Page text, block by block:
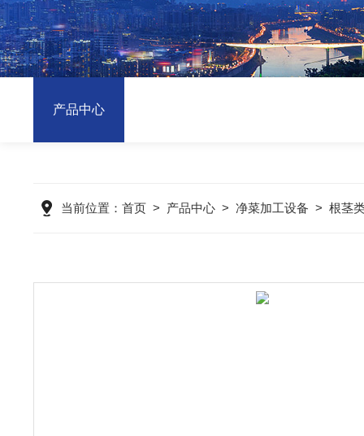
产品中心
当前位置： 首页> 产品中心> 净菜加工设备 > 根茎